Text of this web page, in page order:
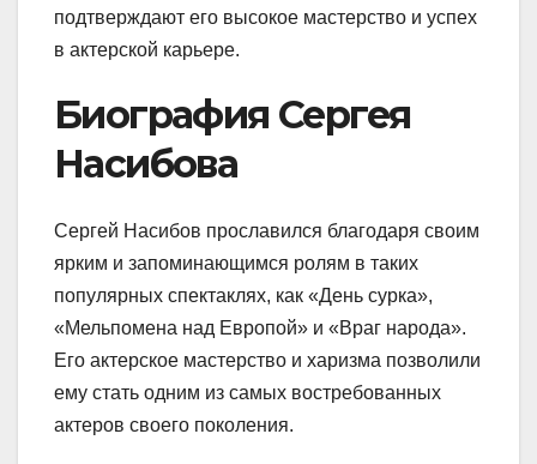
подтверждают его высокое мастерство и успех
в актерской карьере.
Биография Сергея
Насибова
Сергей Насибов прославился благодаря своим
ярким и запоминающимся ролям в таких
популярных спектаклях, как «День сурка»,
«Мельпомена над Европой» и «Враг народа».
Его актерское мастерство и харизма позволили
ему стать одним из самых востребованных
актеров своего поколения.